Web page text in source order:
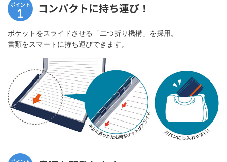
ポイント
1 コンパクトに持ち運び！
ポケットをスライドさせる「二つ折り機構」を採用。
書類をスマートに持ち運びできます。